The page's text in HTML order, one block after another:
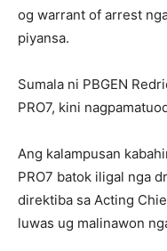
og warrant of arrest
piyansa.
Sumala ni PBGEN
PRO7, kini
Ang kalampusan
PRO7 batok iligal nga
direktiba sa Acting
luwas ug malinawon